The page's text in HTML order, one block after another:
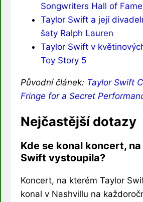
Songwriters Hall of Fame
Taylor Swift a její
šaty Ralph Lauren
Taylor Swift v
Toy Story 5
Původní článek: Taylor Swift
Fringe for a Secret
Nejčastější dotazy
Kde se konal koncert,
Swift vystoupila?
Koncert, na kterém Taylor
konal v Nashvillu na